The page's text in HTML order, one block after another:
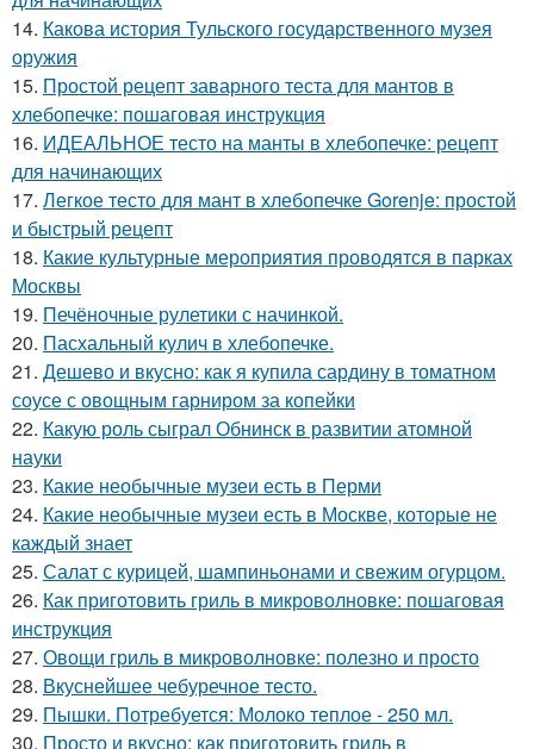
14. Какова история Тульского государственного музея
оружия
15. Простой рецепт заварного теста для мантов в
хлебопечке: пошаговая инструкция
16. ИДЕАЛЬНОЕ тесто на манты в хлебопечке: рецепт
для начинающих
17. Легкое тесто для мант в хлебопечке Gorenje: простой
и быстрый рецепт
18. Какие культурные мероприятия проводятся в парках
Москвы
19. Печёночные рулетики с начинкой.
20. Пасхальный кулич в хлебопечке.
21. Дешево и вкусно: как я купила сардину в томатном
соусе с овощным гарниром за копейки
22. Какую роль сыграл Обнинск в развитии атомной
науки
23. Какие необычные музеи есть в Перми
24. Какие необычные музеи есть в Москве, которые не
каждый знает
25. Салат с курицей, шампиньонами и свежим огурцом.
26. Как приготовить гриль в микроволновке: пошаговая
инструкция
27. Овощи гриль в микроволновке: полезно и просто
28. Вкуснейшее чебуречное тесто.
29. Пышки. Потребуется: Молоко теплое - 250 мл.
30. Просто и вкусно: как приготовить гриль в